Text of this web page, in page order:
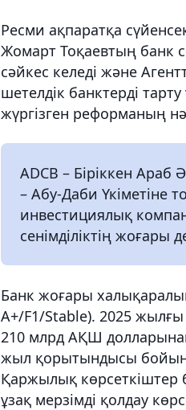
Ресми ақпаратқа
Жомарт Тоқаевтың банк
сәйкес келеді және
шетелдік банктерді
жүргізген реформаның
ADCB – Біріккен Араб
– Абу-Даби Үкіметіне
инвестициялық
сенімділіктің жоғары
Банк жоғары
A+/F1/Stable). 2025
210 млрд АҚШ
жыл қорытындысы
Қаржылық
ұзақ мерзімді қолдау